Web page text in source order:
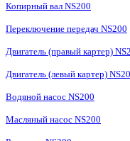
Копирный вал NS200
Переключение передач NS200
Двигатель (правый картер)
Двигатель (левый картер)
Водяной насос NS200
Масляный насос NS200